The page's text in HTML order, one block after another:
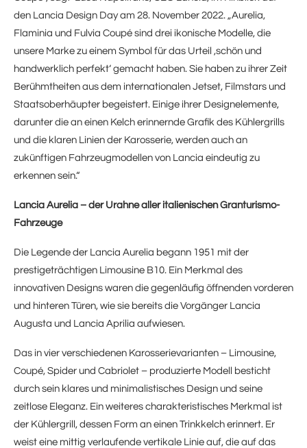
den Lancia Design Day am 28. November 2022. „Aurelia,
Flaminia und Fulvia Coupé sind drei ikonische Modelle, die
unsere Marke zu einem Symbol für das Urteil ‚schön und
handwerklich perfekt‘ gemacht haben. Sie haben zu ihrer Zeit
Berühmtheiten aus dem internationalen Jetset, Filmstars und
Staatsoberhäupter begeistert. Einige ihrer Designelemente,
darunter die an einen Kelch erinnernde Grafik des Kühlergrills
und die klaren Linien der Karosserie, werden auch an
zukünftigen Fahrzeugmodellen von Lancia eindeutig zu
erkennen sein.“
Lancia Aurelia – der Urahne aller italienischen Granturismo-
Fahrzeuge
Die Legende der Lancia Aurelia begann 1951 mit der
prestigeträchtigen Limousine B10. Ein Merkmal des
innovativen Designs waren die gegenläufig öffnenden vorderen
und hinteren Türen, wie sie bereits die Vorgänger Lancia
Augusta und Lancia Aprilia aufwiesen.
Das in vier verschiedenen Karosserievarianten – Limousine,
Coupé, Spider und Cabriolet – produzierte Modell besticht
durch sein klares und minimalistisches Design und seine
zeitlose Eleganz. Ein weiteres charakteristisches Merkmal ist
der Kühlergrill, dessen Form an einen Trinkkelch erinnert. Er
weist eine mittig verlaufende vertikale Linie auf, die auf das